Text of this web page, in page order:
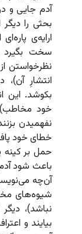
آدم جایی و
بحثی را
ارایه‌ی
سخت بگیرد
نظرخواستن
انتشارِ
بکوشد. این
خود مخاطب)
نفهمیدن
خطای خود
حمل بر کینه
باعث شود
آن‌چه
شیوه‌های
نباشد)،
بیایند و